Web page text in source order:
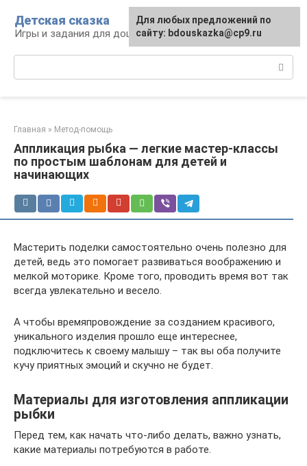
контенту
Детская сказка
Игры и задания для дошкольников
Главная » Метод-помощь
Аппликация рыбка — легкие мастер-классы
по простым шаблонам для детей и
начинающих
Мастерить поделки самостоятельно очень полезно для
детей, ведь это помогает развиваться воображению и
мелкой моторике. Кроме того, проводить время вот так
всегда увлекательно и весело.
А чтобы времяпровождение за созданием красивого,
уникального изделия прошло еще интереснее,
подключитесь к своему малышу – так вы оба получите
кучу приятных эмоций и скучно не будет.
Материалы для изготовления аппликации
рыбки
Перед тем, как начать что-либо делать, важно узнать,
какие материалы потребуются в работе.
Для любых предложений по
сайту: bdouskazka@cp9.ru